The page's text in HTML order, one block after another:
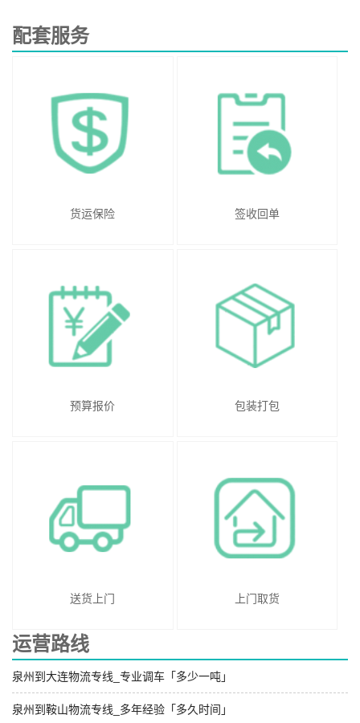
配套服务
货运保险 签收回单
预算报价 包装打包
送货上门 上门取货
运营路线
泉州到大连物流专线_专业调车「多少一吨」
泉州到鞍山物流专线_多年经验「多久时间」